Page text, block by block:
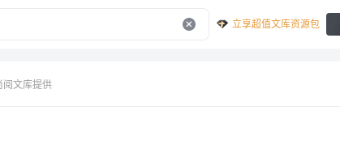
立享超值文库资源包
阅文库提供